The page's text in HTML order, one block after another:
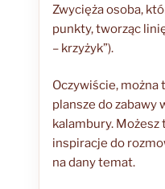
Zwycięża osoba,
punkty, tworząc
– krzyżyk”).
Oczywiście, można
plansze do zabawy
kalambury. Możesz
inspiracje do
na dany temat.